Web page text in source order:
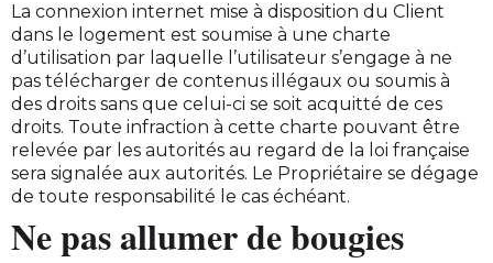
La connexion internet mise à disposition du Client
dans le logement est soumise à une charte
d’utilisation par laquelle l’utilisateur s’engage à ne
pas télécharger de contenus illégaux ou soumis à
des droits sans que celui-ci se soit acquitté de ces
droits. Toute infraction à cette charte pouvant être
relevée par les autorités au regard de la loi française
sera signalée aux autorités. Le Propriétaire se dégage
de toute responsabilité le cas échéant.
Ne pas allumer de bougies